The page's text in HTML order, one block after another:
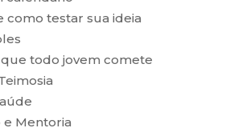
como testar sua ideia
todo jovem comete
e Mentoria